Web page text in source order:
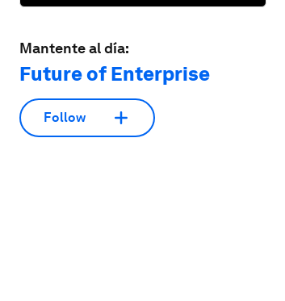
Mantente al día:
Future of Enterprise
Follow